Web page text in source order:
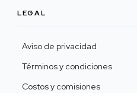
LEGAL
Aviso de privacidad
Términos y condiciones
Costos y comisiones